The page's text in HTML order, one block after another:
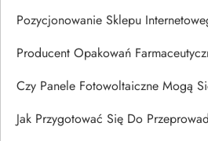
Pozycjonowanie Sklepu
Producent Opakowań
Czy Panele Fotowoltaiczne Mogą
Jak Przygotować Się Do